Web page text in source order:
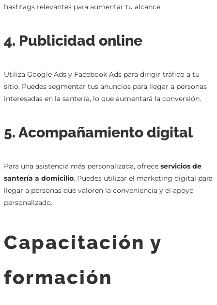
hashtags relevantes para aumentar tu alcance.
4. Publicidad online
Utiliza Google Ads y Facebook Ads para dirigir tráfico a tu
sitio. Puedes segmentar tus anuncios para llegar a personas
interesadas en la santería, lo que aumentará la conversión.
5. Acompañamiento digital
Para una asistencia más personalizada, ofrece servicios de
santería a domicilio. Puedes utilizar el marketing digital para
llegar a personas que valoren la conveniencia y el apoyo
personalizado.
Capacitación y
formación